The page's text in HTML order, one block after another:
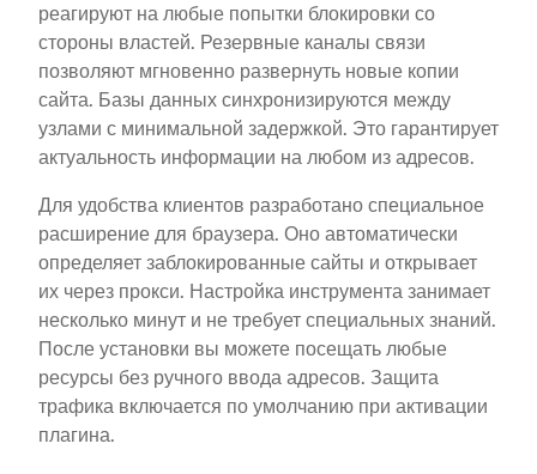
реагируют на любые попытки блокировки со
стороны властей. Резервные каналы связи
позволяют мгновенно развернуть новые копии
сайта. Базы данных синхронизируются между
узлами с минимальной задержкой. Это гарантирует
актуальность информации на любом из адресов.
Для удобства клиентов разработано специальное
расширение для браузера. Оно автоматически
определяет заблокированные сайты и открывает
их через прокси. Настройка инструмента занимает
несколько минут и не требует специальных знаний.
После установки вы можете посещать любые
ресурсы без ручного ввода адресов. Защита
трафика включается по умолчанию при активации
плагина.